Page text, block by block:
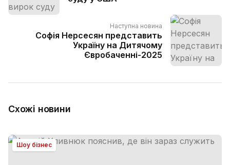
Наступна новина
Софія Нерсесян представить
Україну на Дитячому
Євробаченні-2025
Схожі новини
Шоу бізнес